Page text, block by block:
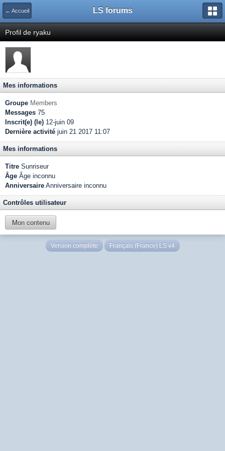
← Accueil LS forums
Profil de ryaku
Mes informations
Groupe Members
Messages 75
Inscrit(e) (le) 12-juin 09
Dernière activité juin 21 2017 11:07
Mes informations
Titre Sunriseur
Âge Âge inconnu
Anniversaire Anniversaire inconnu
Contrôles utilisateur
Mon contenu
Version complète Français (France) LS v4